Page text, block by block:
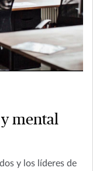
mental
y los líderes de